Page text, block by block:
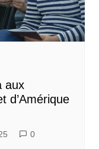
aux
d’Amérique
0